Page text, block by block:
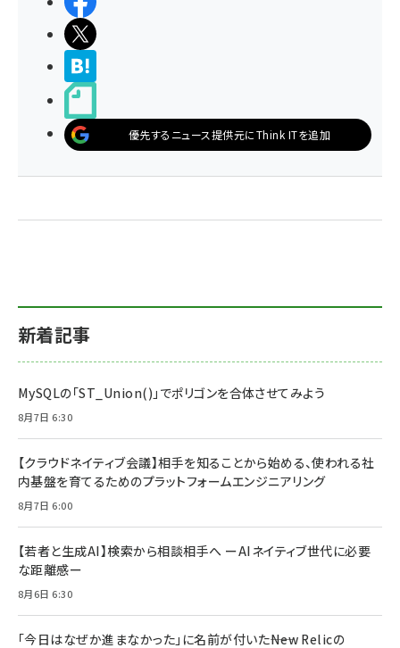
優先するニュース提供元にThink ITを追加
新着記事
MySQLの「ST_Union()」でポリゴンを合体させてみよう
8月7日 6:30
【クラウドネイティブ会議】相手を知ることから始める、使われる社
内基盤を育てるためのプラットフォームエンジニアリング
8月7日 6:00
【若者と生成AI】検索から相談相手へ ーAIネイティブ世代に必要
な距離感ー
8月6日 6:30
「今日はなぜか進まなかった」に名前が付いた――New Relicの